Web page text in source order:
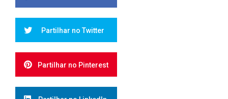
Partilhar no Twitter
Partilhar no Pinterest